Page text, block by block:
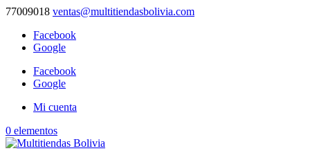
77009018 ventas@multitiendasbolivia.com
Facebook
Google
Facebook
Google
Mi cuenta
0 elementos